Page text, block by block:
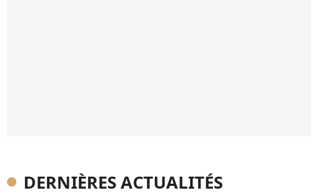
DERNIÈRES ACTUALITÉS